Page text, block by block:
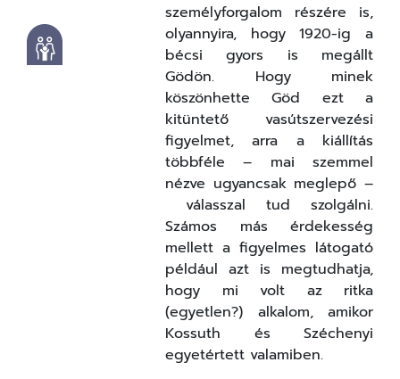
személyforgalom részére is,
olyannyira, hogy 1920-ig a
bécsi gyors is megállt
Gödön. Hogy minek
köszönhette Göd ezt a
kitüntető vasútszervezési
figyelmet, arra a kiállítás
többféle– mai szemmel
nézve ugyancsak meglepő –
válasszal tud szolgálni.
Számos más érdekesség
mellett a figyelmes látogató
például azt is megtudhatja,
hogy mi volt az ritka
(egyetlen?) alkalom, amikor
Kossuth és Széchenyi
egyetértett valamiben.